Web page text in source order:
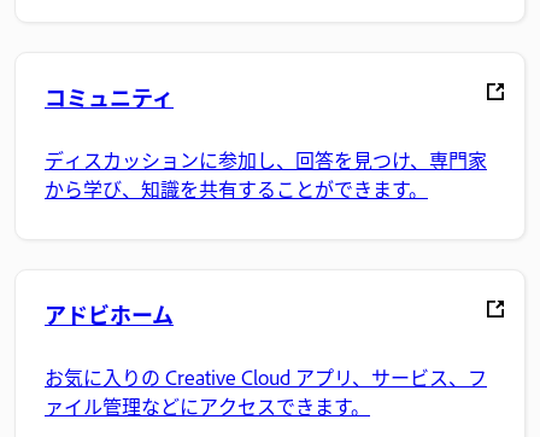
コミュニティ
ディスカッションに参加し、回答を見つけ、専門家
から学び、知識を共有することができます。
アドビホーム
お気に入りの Creative Cloud アプリ、サービス、フ
ァイル管理などにアクセスできます。